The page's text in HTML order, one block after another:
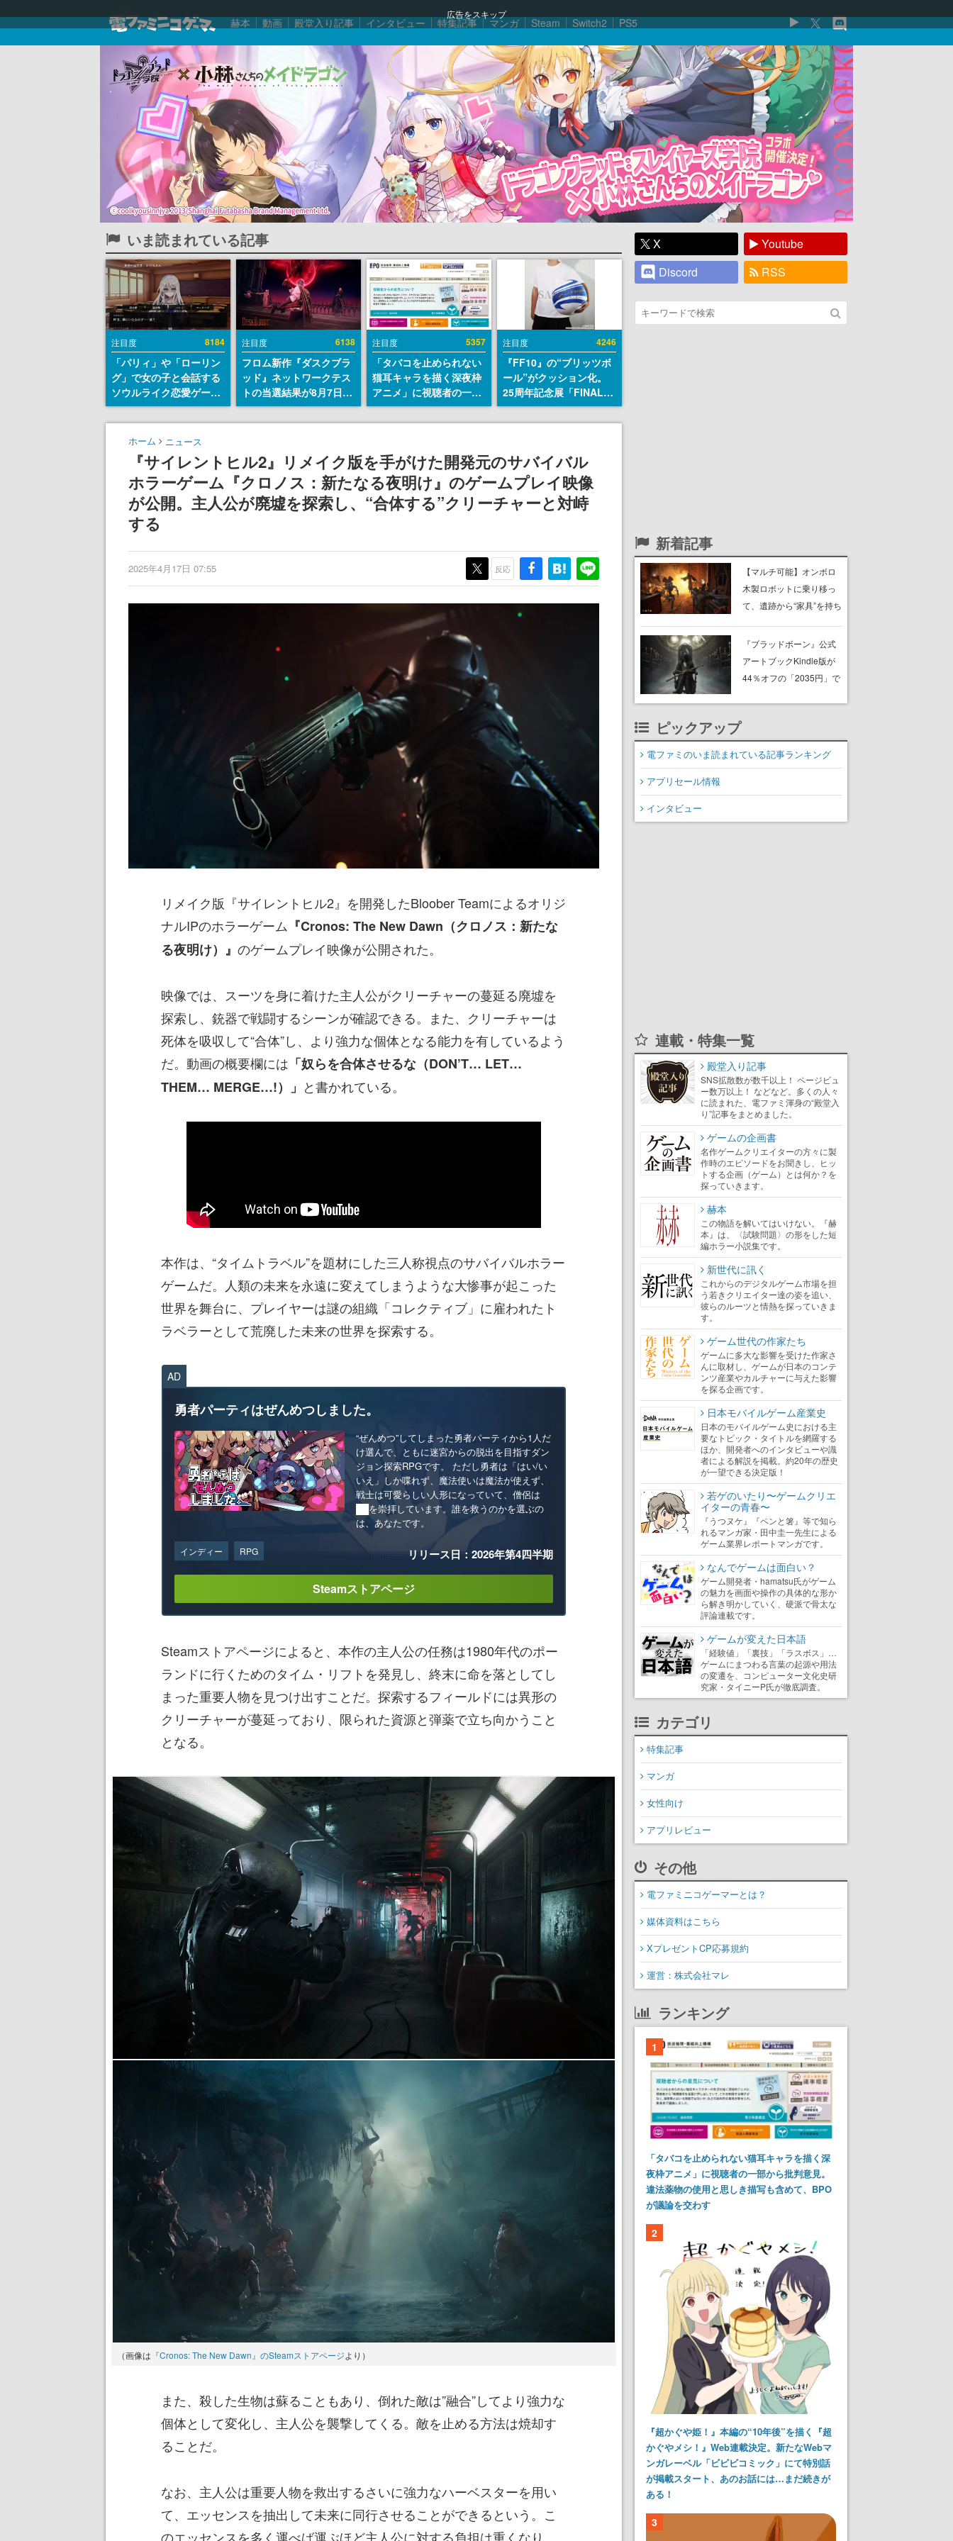
広告をスキップ
赫本 動画 殿堂入り記事 インタビュー 特集記事 マンガ Steam Switch2 PS5
いま読まれている記事
注目度 8184
「パリィ」や「ローリン
グ」で女の子と会話する
ソウルライク恋愛ゲーム
『小早川さんはソウルラ
イク』無料公開。返事に
失敗すると「YOU
DIED」
注目度 6138
フロム新作『ダスクブラ
ッド』ネットワークテス
トの当選結果が8月7日22
時に発表。応募サイトの
マイページから確認可
注目度 5357
「タバコを止められない
猫耳キャラを描く深夜枠
アニメ」に視聴者の一部
から批判意見。違法薬物
の使用と思しき描写も含
す
注目度 4246
『FF10』の“ブリッツボ
ール”がクッション化。
25周年記念展「FINAL
FANTASY X MUSEUM-
幻光の記憶-」のグッズ情
ホーム ニュース
『サイレントヒル2』リメイク版を手がけた開発元のサバイバル
ホラーゲーム『クロノス：新たなる夜明け』のゲームプレイ映像
が公開。主人公が廃墟を探索し、“合体する”クリーチャーと対峙
する
2025年4月17日 07:55 反応
リメイク版『サイレントヒル2』を開発したBloober Teamによるオリジ
ナルIPのホラーゲーム 『Cronos: The New Dawn（クロノス：新たな
る夜明け）』 のゲームプレイ映像が公開された。
映像では、スーツを身に着けた主人公がクリーチャーの蔓延る廃墟を
探索し、銃器で戦闘するシーンが確認できる。また、クリーチャーは
死体を吸収して“合体”し、より強力な個体となる能力を有しているよう
だ。動画の概要欄には 「奴らを合体させるな（DON’T… LET…
THEM… MERGE…!）」 と書かれている。
本作は、“タイムトラベル”を題材にした三人称視点のサバイバルホラー
ゲームだ。人類の未来を永遠に変えてしまうような大惨事が起こった
世界を舞台に、プレイヤーは謎の組織「コレクティブ」に雇われたト
ラベラーとして荒廃した未来の世界を探索する。
AD
勇者パーティはぜんめつしました。
“ぜんめつ”してしまった勇者パーティから1人だ
け選んで、ともに迷宮からの脱出を目指すダン
ジョン探索RPGです。 ただし勇者は「はい/い
いえ」しか喋れず、魔法使いは魔法が使えず、
戦士は可愛らしい人形になっていて、僧侶は
██を崇拝しています。誰を救うのかを選ぶの
は、あなたです。
インディー RPG リリース日：2026年第4四半期
Steamストアページ
Steamストアページによると、本作の主人公の任務は1980年代のポー
ランドに行くためのタイム・リフトを発見し、終末に命を落としてし
まった重要人物を見つけ出すことだ。探索するフィールドには異形の
クリーチャーが蔓延っており、限られた資源と弾薬で立ち向かうこと
となる。
（画像は 『Cronos: The New Dawn』のSteamストアページより）
また、殺した生物は蘇ることもあり、倒れた敵は”融合”してより強力な
個体として変化し、主人公を襲撃してくる。敵を止める方法は焼却す
ることだ。
なお、主人公は重要人物を救出するさいに強力なハーベスターを用い
て、エッセンスを抽出して未来に同行させることができるという。こ
のエッセンスを多く運べば運ぶほど主人公に対する負担は重くなり、
X
Youtube
Discord
RSS
新着記事
【マルチ可能】オンボロ
木製ロボットに乗り移っ
て、遺跡から“家具”を持ち
ーム『GRAIN ROT』が本
日Steamにて発売。迫
る“腐敗”から逃げ延び、持
建
『ブラッドボーン』公式
アートブックKindle版が
44％オフの「2035円」で
深められる狩人様必携の
一冊
ピックアップ
電ファミのいま読まれている記事ランキング
アプリセール情報
インタビュー
連載・特集一覧
殿堂入り記事
SNS拡散数が数千以上！ ページビュ
ー数万以上！ などなど。多くの人々
に読まれた、電ファミ渾身の“殿堂入
り”記事をまとめました。
ゲームの企画書
名作ゲームクリエイターの方々に製
作時のエピソードをお聞きし、ヒッ
トする企画（ゲーム）とは何か？を
探っていきます。
赫本
この物語を解いてはいけない。『赫
本』は、〈試験問題〉の形をした短
編ホラー小説集です。
新世代に訊く
これからのデジタルゲーム市場を担
う若きクリエイター達の姿を追い、
彼らのルーツと情熱を探っていきま
す。
ゲーム世代の作家たち
ゲームに多大な影響を受けた作家さ
んに取材し、ゲームが日本のコンテ
ンツ産業やカルチャーに与えた影響
を探る企画です。
日本モバイルゲーム産業史
日本のモバイルゲーム史における主
要なトピック・タイトルを網羅する
ほか、開発者へのインタビューや識
者による解説を掲載。約20年の歴史
が一望できる決定版！
若ゲのいたり〜ゲームクリエ
イターの青春〜
『うつヌケ』『ペンと箸』等で知ら
れるマンガ家・田中圭一先生による
ゲーム業界レポートマンガです。
なんでゲームは面白い？
ゲーム開発者・hamatsu氏がゲーム
の魅力を画面や操作の具体的な形か
ら解き明かしていく、硬派で骨太な
評論連載です。
ゲームが変えた日本語
「経験値」「裏技」「ラスボス」…
ゲームにまつわる言葉の起源や用法
の変遷を、コンピューター文化史研
究家・タイニーP氏が徹底調査。
カテゴリ
特集記事
マンガ
女性向け
アプリレビュー
その他
電ファミニコゲーマーとは？
媒体資料はこちら
XプレゼントCP応募規約
運営：株式会社マレ
ランキング
1
「タバコを止められない猫耳キャラを描く深
夜枠アニメ」に視聴者の一部から批判意見。
違法薬物の使用と思しき描写も含めて、BPO
が議論を交わす
2
『超かぐや姫！』本編の“10年後”を描く『超
かぐやメシ！』Web連載決定。新たなWebマ
ンガレーベル「ビビビコミック」にて特別話
が掲載スタート、あのお話には…まだ続きが
ある！
3